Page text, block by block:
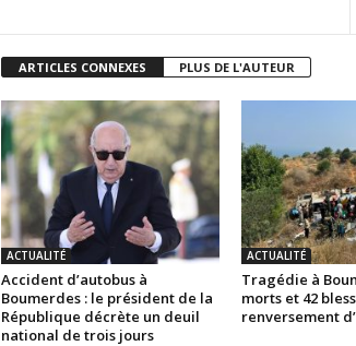
ARTICLES CONNEXES PLUS DE L'AUTEUR
ACTUALITÉ
Accident d’autobus à
Boumerdes : le président de la
République décrète un deuil
national de trois jours
ACTUALITÉ
Tragédie à
morts et 42
renversement